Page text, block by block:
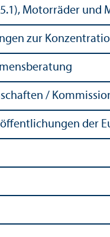
Motorräder und
zur
/
der